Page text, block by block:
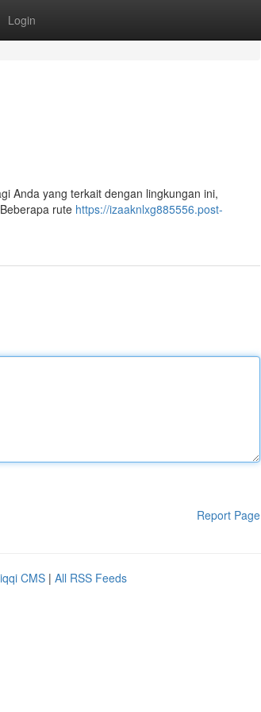
Login
Anda yang terkait dengan lingkungan ini,
rute https://izaaknlxg885556.post-
Report Page
CMS | All RSS Feeds